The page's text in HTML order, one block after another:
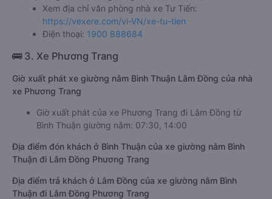
Xem địa chỉ văn phòng nhà xe Tư Tiến:
https://vexere.com/vi-VN/xe-tu-tien
Điện thoại: 1900 888684
🚌 3. Xe Phương Trang
Giờ xuất phát xe giường nằm Bình Thuận Lâm Đồng của nhà
xe Phương Trang
Giờ xuất phát của xe Phương Trang đi Lâm Đồng từ
Bình Thuận giường nằm: 07:30, 14:00
Địa điểm đón khách ở Bình Thuận của xe giường nằm Bình
Thuận đi Lâm Đồng Phương Trang
Địa điểm trả khách ở Lâm Đồng của xe giường nằm Bình
Thuận đi Lâm Đồng Phương Trang